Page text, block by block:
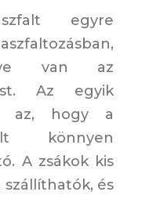
egyre
van az
Az egyik
az, hogy a
könnyen
A zsákok kis
és